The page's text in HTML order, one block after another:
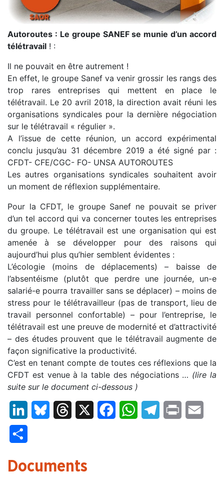
Autoroutes : Le groupe SANEF se munie d’un accord
télétravail ! :
Il ne pouvait en être autrement !
En effet, le groupe Sanef va venir grossir les rangs des
trop rares entreprises qui mettent en place le
télétravail. Le 20 avril 2018, la direction avait réuni les
organisations syndicales pour la dernière négociation
sur le télétravail « régulier ».
A l’issue de cette réunion, un accord expérimental
conclu jusqu’au 31 décembre 2019 a été signé par :
CFDT- CFE/CGC- FO- UNSA AUTOROUTES
Les autres organisations syndicales souhaitent avoir
un moment de réflexion supplémentaire.
Pour la CFDT, le groupe Sanef ne pouvait se priver
d’un tel accord qui va concerner toutes les entreprises
du groupe. Le télétravail est une organisation qui est
amenée à se développer pour des raisons qui
aujourd’hui plus qu’hier semblent évidentes :
L’écologie (moins de déplacements) – baisse de
l’absentéisme (plutôt que perdre une journée, un-e
salarié-e pourra travailler sans se déplacer) – moins de
stress pour le télétravailleur (pas de transport, lieu de
travail personnel confortable) – pour l’entreprise, le
télétravail est une preuve de modernité et d’attractivité
– des études prouvent que le télétravail augmente de
façon significative la productivité.
C’est en tenant compte de toutes ces réflexions que la
CFDT est venue à la table des négociations … (lire la
suite sur le document ci-dessous )
LinkedInBluesky Threads FacebookWhatsAppTelegram
Print
Documents